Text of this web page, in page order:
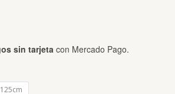
sin tarjetacon Mercado Pago.
125cm